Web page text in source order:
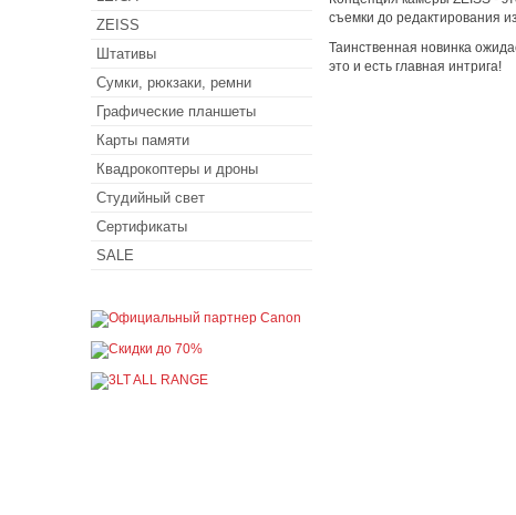
съемки до редактирования
Таинственная новинка
это и есть главная интрига!
ZEISS
Штативы
Сумки, рюкзаки, ремни
Графические планшеты
Карты памяти
Квадрокоптеры и дроны
Студийный свет
Сертификаты
SALE